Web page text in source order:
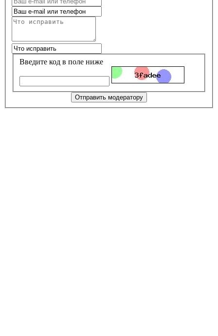
Введите код в поле ниже
Отправить модератору